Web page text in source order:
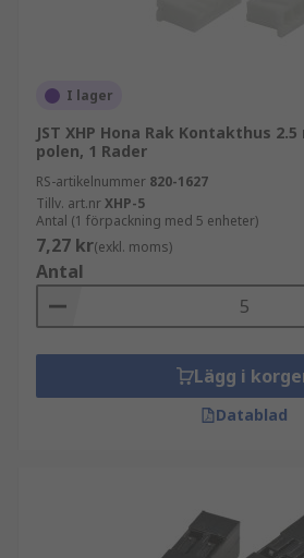
I lager
JST XHP Hona Rak Kontakthus
polen, 1 Rader
RS-artikelnummer 820-1627
Tillv. art.nrXHP-5
Antal (1 förpackning med 5 enheter)
7,27 kr(exkl. moms)
Antal
Lägg i
Datablad